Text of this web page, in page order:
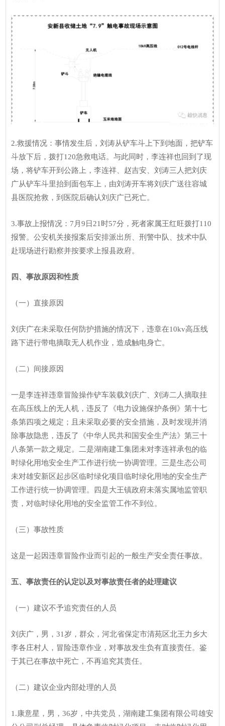
2.救援情况：事情发生后，刘涛从铲车斗上下到地面，把铲车
斗放下后，拨打120急救电话。与此同时，李连祥也回到了现
场，将铲车开到公路上，李连祥、赵吉安、刘涛三人把刘庆
广从铲车斗里抬到面包车上，由刘涛开车将刘庆广送往容城
县医院抢救，到医院后确认刘庆广已死亡。
3.事故上报情况：7月9日21时57分，死者家属王红旺拨打110
报警。公安机关接报案后安排派出所、刑警中队、技术中队
赴现场进行勘察并按要求上报县政府。
四、事故原因和性质
（一）直接原因
刘庆广在未采取任何防护措施的情况下，违章在10kv高压线
路下进行带电摘取无人机作业，造成触电身亡。
（二）间接原因
一是李连祥违章冒险操作铲车装载刘庆广、刘涛二人摘取挂
在高压线上的无人机，违反了《电力设施保护条例》第十七
条第四项之规定；且未采取必要的安全措施，及时发现并消
除事故隐患，违反了《中华人民共和国安全生产法》第三十
八条第一款之规定。二是湖南建工集团未对李连祥承包的临
时绿化用地安全生产工作进行统一协调管理。三是生态公司
未对雄安新区起步区临时绿化项目临时绿化用地的安全生产
工作进行统一协调管理。四是大王镇政府未落实属地监管职
责，对临时绿化用地的安全监管工作不到位。
（三）事故性质
这是一起因违章冒险作业而引起的一般生产安全责任事故。
五、事故责任的认定以及对事故责任者的处理建议
（一）建议不予追究责任的人员
刘庆广，男，31岁，群众，河北省保定市清苑区北王力乡大
李各庄村人，冒险违章作业，对事故发生负有直接责任。鉴
于其已在事故中死亡，不再追究其责任。
（二）建议企业内部处理的人员
1.康意星，男，36岁，中共党员，湖南建工集团有限公司雄安